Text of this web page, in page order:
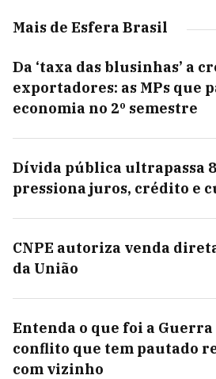
Mais de Esfera Brasil
Da ‘taxa das blusinhas’ a
exportadores: as MPs que
economia no 2º semestre
Dívida pública ultrapassa
pressiona juros, crédito e
CNPE autoriza venda
da União
Entenda o que foi a
conflito que tem pautado
com vizinho